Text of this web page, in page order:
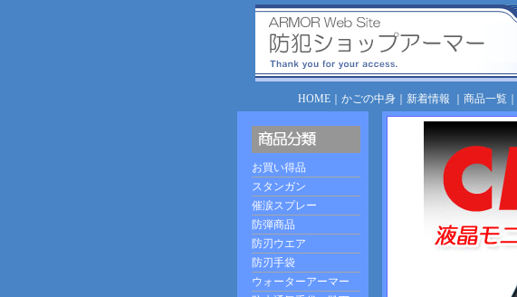
HOME｜ かごの中身｜ 新着情報 商品一覧｜